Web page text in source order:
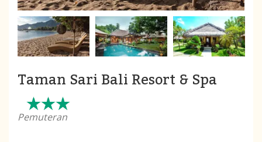
Taman Sari Bali Resort & Spa
Pemuteran